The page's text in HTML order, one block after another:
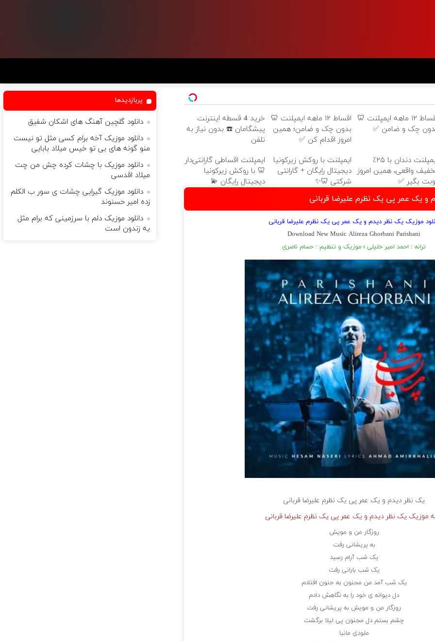
اقساط ۱۲ ماهه ایمپلنت 🦷
چک و ضامن ✅
اقساط ۱۲ ماهه ایمپلنت 🦷
بدون چک و ضامن؛ همین
امروز اقدام کن ✅
خرید 4 قسطه اینترنت
پیشگامان ☎️ بدون نیاز به
تلفن
ایمپلنت دندان با ۲۵٪
واقعی، همین امروز
بگیر ✅
ایمپلنت با روکش زیرکونیا
دیجیتال رایگان + گارانتی
شرکتی 🦷✨
ایمپلنت اقساطی گارانتی‌دار
🦷 با روکش زیرکونیا
دیجیتال رایگان 💫
و یک عمر پی یک نظرم علیرضا قربانی
موزیک یک نظر دیدم و یک عمر پی یک نظرم علیرضا قربانی
Download New Music Alireza Ghorbani Parishani
ترانه : احمد امیر خلیلی ؛ موزیک و تنظیم : حسام ناصری
یک نظر دیدم و یک عمر پی یک نظرم علیرضا قربانی
موزیک یک نظر دیدم و یک عمر پی یک نظرم علیرضا قربانی
روزگار من و مویش
به پریشانی رفت
یک شب آرام رسید
یک شب بارانی رفت
یک شب آمد من مجنون به جنون افتادم
دل دیوانه ی خود را به نگاهش دادم
روزگار من و مویش به پریشانی رفت
چشم بستم دل مجنون پی لیلا برگشت
ملودی مانیا
پربازدیدها
دانلود گلچین آهنگ های اشکان شفیق
دانلود موزیک آخه برام کسی مثل تو نیست
منو گونه های بی تو خیس میلاد بابایی
دانلود موزیک با چشات کرده چش من چت
میلاد اقدسی
دانلود موزیک گیرایی چشات ی سور ب الکلم
زده امیر حسنوند
دانلود موزیک دلم با سرزمینی که برام مثل
یه زندون است